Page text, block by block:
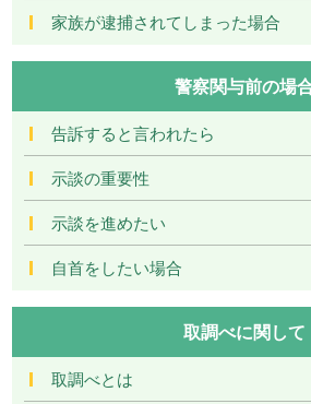
家族が逮捕されてしまった場合
警察関与前の場
告訴すると言われたら
示談の重要性
示談を進めたい
自首をしたい場合
取調べに関して
取調べとは